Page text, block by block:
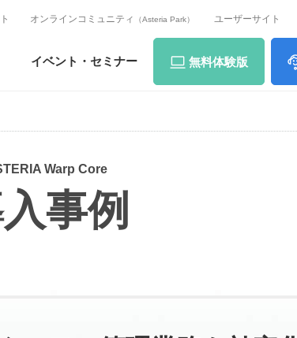
オンラインコミュニティ （Asteria Park） ユーザーサイト
イベント・ セミナー 無料体験版
Warp Core
事例